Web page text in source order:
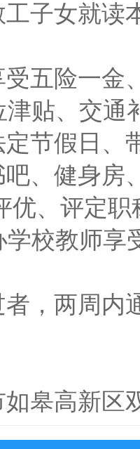
子女就读
五险一金
贴、交通
节假日、
、健身房
优、评定
校教师享
，两周内
皋高新区